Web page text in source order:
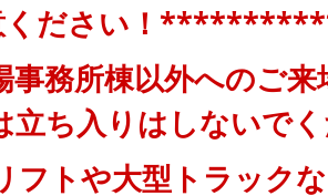
ください！
事務所棟以外へのご
立ち入りはしないで
フトや大型トラック